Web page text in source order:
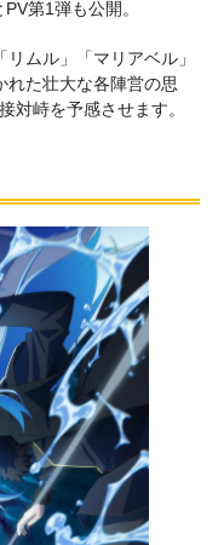
第1弾も公開。
ムル」「マリアベル」
れた壮大な各陣営の思
対峙を予感させます。